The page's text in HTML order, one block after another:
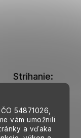
54871026,
vám umožnili
a vďaka
Strihanie:
alebo
odumreté
listy na jar.